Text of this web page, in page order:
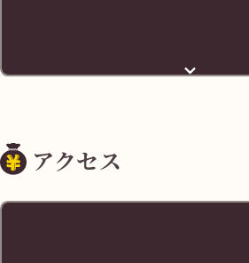
大阪市住吉区長居3丁目１
アクセス